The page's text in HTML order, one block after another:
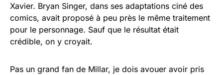
Xavier. Bryan Singer, dans ses adaptations ciné des
comics, avait proposé à peu près le même traitement
pour le personnage. Sauf que le résultat était
crédible, on y croyait.
Pas un grand fan de Millar, je dois avouer avoir pris